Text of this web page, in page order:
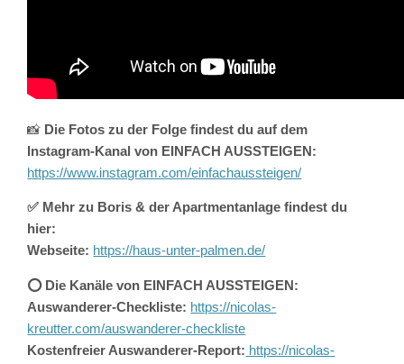
📸 Die Fotos zu der Folge findest du auf dem
Instagram-Kanal von EINFACH AUSSTEIGEN:
https://www.instagram.com/einfachaussteigen/
✅ Mehr zu Boris & der Apartmentanlage findest du
hier:
Webseite: https://haus-unter-palmen.de/
⭕️ Die Kanäle von EINFACH AUSSTEIGEN:
Auswanderer-Checkliste: https://nicolas-
kreutter.com/auswanderer-checkliste
Kostenfreier Auswanderer-Report: https://nicolas-